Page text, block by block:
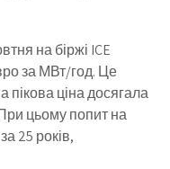
на біржі ICE
за МВт/год. Це
пікова ціна досягала
При цьому попит на
25 років,